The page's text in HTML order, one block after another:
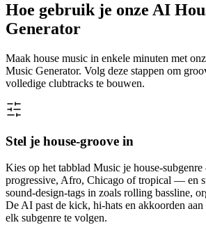
Hoe gebruik je onze AI
Generator
Maak house music in enkele minuten met
Music Generator. Volg deze stappen om
volledige clubtracks te bouwen.
Stel je house-groove in
Kies op het tabblad Music je house-
progressive, Afro, Chicago of tropical — en
sound-design-tags in zoals rolling bassline,
De AI past de kick, hi-hats en akkoorden
elk subgenre te volgen.